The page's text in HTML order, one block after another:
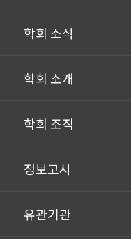
학회 소식
학회 소개
학회 조직
정보고시
유관기관